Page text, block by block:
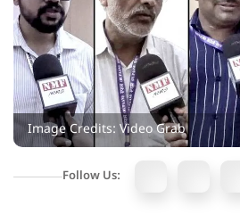
Image Credits: Video Grab
Follow Us: